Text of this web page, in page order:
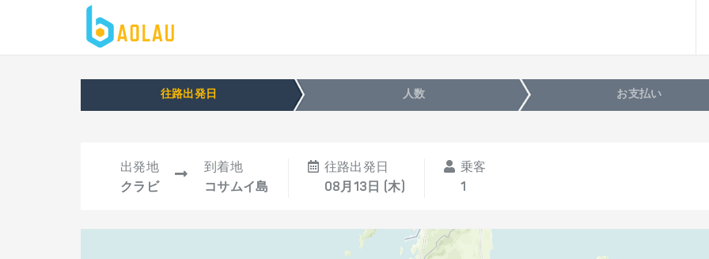
往路出発日 人数 お支払い
出発地
クラビ
到着地
コサムイ島
往路出発日
08月13日 (木)
乗客
1